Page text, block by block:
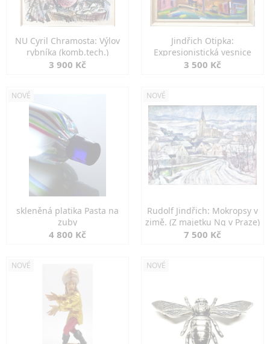
NU Cyril Chramosta: Výlov
rybníka (komb.tech.)
3 900 Kč
Jindřich Otipka:
Expresionistická vesnice
3 500 Kč
NOVÉ
skleněná platika Pasta na
zuby
4 800 Kč
NOVÉ
Rudolf Jindřich: Mokropsy v
zimě. (Z majetku Ng v Praze)
7 500 Kč
NOVÉ NOVÉ